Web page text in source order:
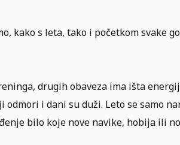
kako s leta, tako i početkom svake
drugih obaveza ima išta
i dani su duži. Leto se samo
bilo koje nove navike, hobija ili